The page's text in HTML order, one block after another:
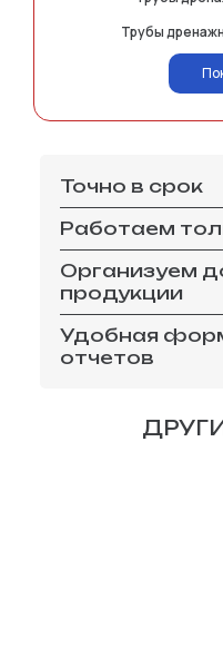
Трубы
Точно в срок
Работаем
Организуем
продукции
Удобная
отчетов